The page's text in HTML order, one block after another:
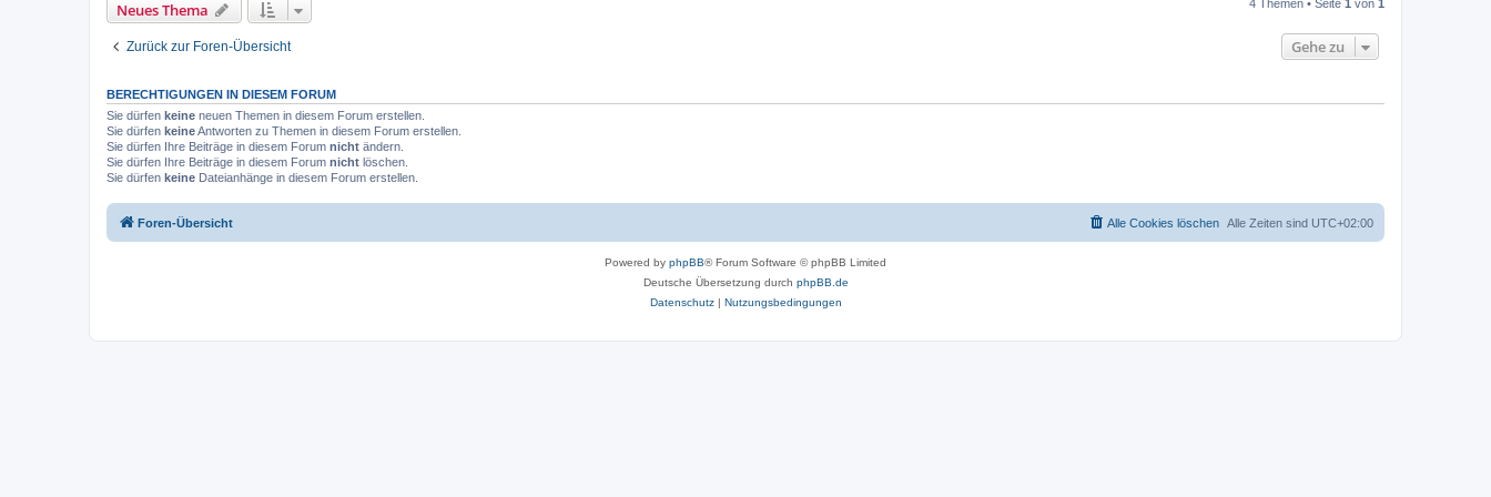
Neues Thema 4 Themen • Seite 1 von 1
Zurück zur Foren-Übersicht Gehe zu
BERECHTIGUNGEN IN DIESEM FORUM
Sie dürfen keine neuen Themen in diesem Forum erstellen.
Sie dürfen keineAntworten zu Themen in diesem Forum erstellen.
Sie dürfen Ihre Beiträge in diesem Forum nicht ändern.
Sie dürfen Ihre Beiträge in diesem Forum nicht löschen.
Sie dürfen keine Dateianhänge in diesem Forum erstellen.
Foren-Übersicht Alle Zeiten sind UTC+02:00
Alle Cookies löschen
Powered by phpBB® Forum Software © phpBB Limited
Deutsche Übersetzung durch phpBB.de
Datenschutz| Nutzungsbedingungen